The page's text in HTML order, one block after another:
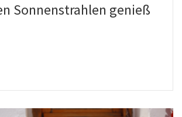
Sonnenstrahlen genieß